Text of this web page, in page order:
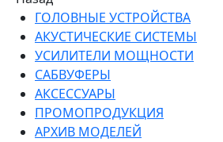
ГОЛОВНЫЕ УСТРОЙСТВА
АКУСТИЧЕСКИЕ СИСТЕМЫ
УСИЛИТЕЛИ МОЩНОСТИ
САБВУФЕРЫ
АКСЕССУАРЫ
ПРОМОПРОДУКЦИЯ
АРХИВ МОДЕЛЕЙ